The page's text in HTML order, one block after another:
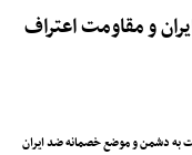
و مقاومت اعتراف
به دشمن و موضع خصمانه ضد ایران